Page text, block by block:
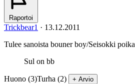
Raportoi
Trickbear1 · 13.12.2011
Tulee sanoista bouner boy/Seisokki poika
Sul on bb
Huono (3)Turha (2) + Arvio